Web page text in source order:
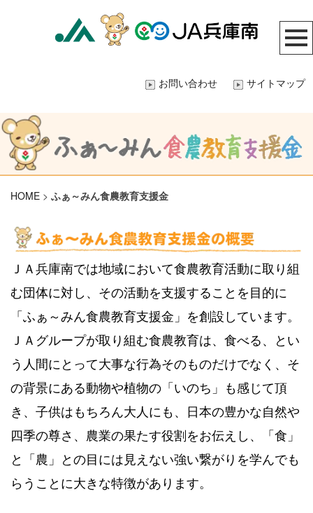
お問い合わせ サイトマップ
HOME > ふぁ～みん食農教育支援金
ＪＡ兵庫南では地域において食農教育活動に取り組
む団体に対し、その活動を支援することを目的に
「ふぁ～みん食農教育支援金」を創設しています。
ＪＡグループが取り組む食農教育は、食べる、とい
う人間にとって大事な行為そのものだけでなく、そ
の背景にある動物や植物の「いのち」も感じて頂
き、子供はもちろん大人にも、日本の豊かな自然や
四季の尊さ、農業の果たす役割をお伝えし、「食」
と「農」との目には見えない強い繋がりを学んでも
らうことに大きな特徴があります。